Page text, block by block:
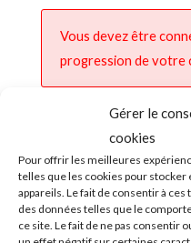
Gérer le
cookies
Pour offrir les meilleures
telles que les cookies pour
appareils. Le fait de consentir à
des données telles que le
ce site. Le fait de ne pas consentir
Vous devez être
progression de votre